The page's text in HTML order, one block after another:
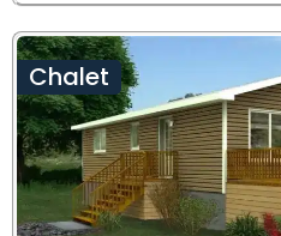
Chalet